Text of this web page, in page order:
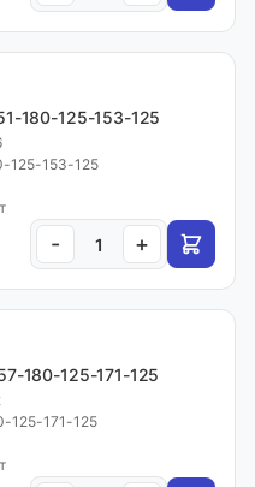
Тополева, 40
180-125-153-125
125-153-125
- +
180-125-171-125
125-171-125